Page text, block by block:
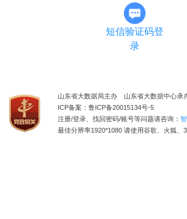
短信验证码登
录
山东省大数据局主办 山东省大数据中心
ICP备案：鲁ICP备20015134号-5
注册/登录、找回密码/账号等问题请咨询：
最佳分辨率1920*1080 请使用谷歌、火狐、